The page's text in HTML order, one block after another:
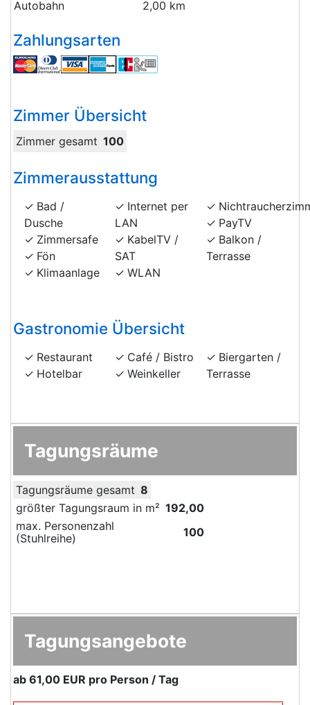
Autobahn 2,00 km
Zahlungsarten
Zimmer Übersicht
Zimmer gesamt 100
Zimmerausstattung
Bad /
Dusche
Zimmersafe
Fön
Klimaanlage
Internet per
LAN
KabelTV /
SAT
WLAN
PayTV
Balkon /
Terrasse
Gastronomie Übersicht
Restaurant
Hotelbar
Café / Bistro
Weinkeller
Biergarten /
Terrasse
Tagungsräume
Tagungsräume gesamt 8
größter Tagungsraum in m² 192,00
max. Personenzahl
(Stuhlreihe)
100
Tagungsangebote
ab 61,00 EUR pro Person / Tag